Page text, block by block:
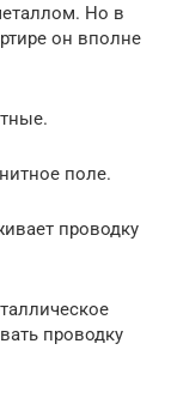
Но в
он вполне
поле.
проводку
проводку